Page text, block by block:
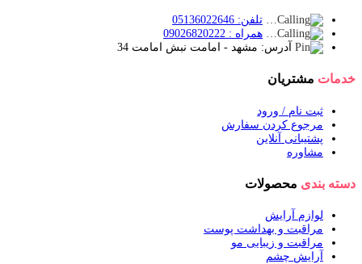
تلفن: 05136022646
همراه : 09026820222
آدرس: مشهد - امامت نبش امامت 34
خدمات مشتریان
ثبت نام / ورود
مرجوع کردن سفارش
پشتیبانی آنلاین
مشاوره
دسته بندی محصولات
لوازم آرایش
مراقبت و بهداشت پوست
مراقبت و زیبایی مو
آرایش چشم